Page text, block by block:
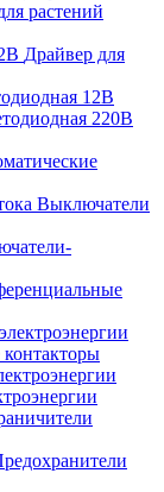
растений
Драйвер для
12В
220В
Выключатели